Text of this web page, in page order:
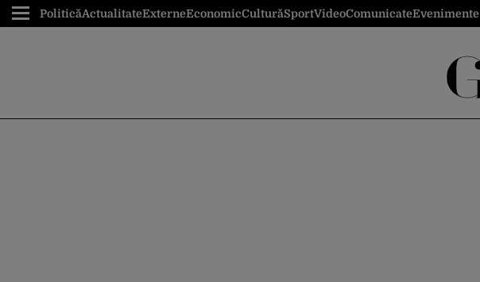
PoliticăActualitateExterneEconomicCulturăSportVideoComunicateEvenimente